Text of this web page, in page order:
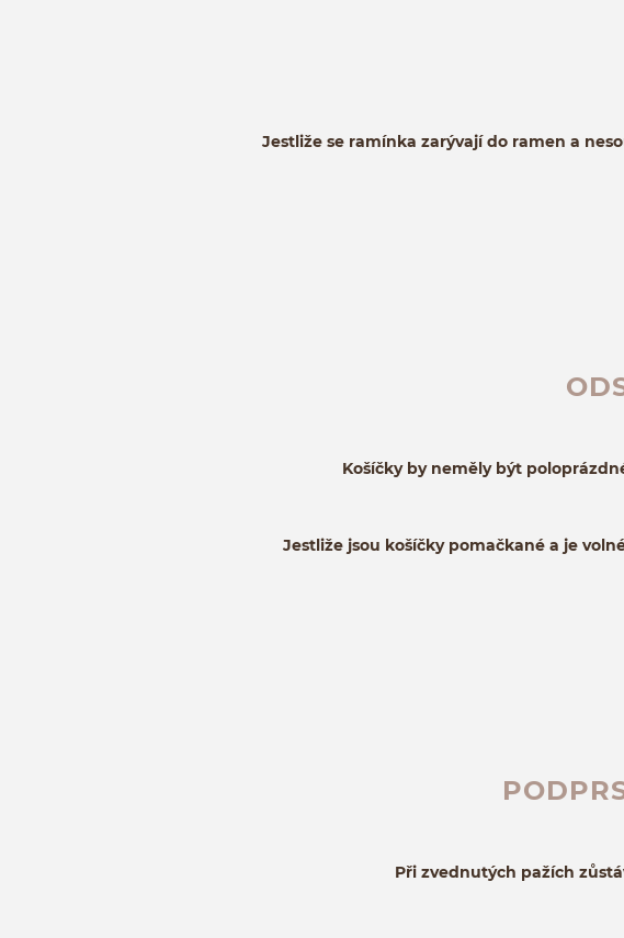
Jestliže se ramínka zarývají do ramen a
Košíčky by neměly být
Jestliže jsou košíčky pomačkané a je
Při zvednutých pažích